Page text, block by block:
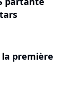
la première